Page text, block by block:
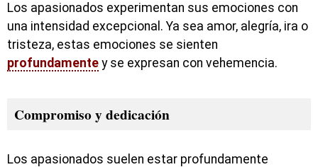
Los apasionados experimentan sus emociones con
una intensidad excepcional. Ya sea amor, alegría, ira o
tristeza, estas emociones se sienten
profundamente y se expresan con vehemencia.
Compromiso y dedicación
Los apasionados suelen estar profundamente